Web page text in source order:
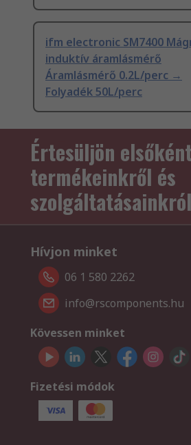
ifm electronic SM7400
induktív áramlásmérő
Áramlásmérő 0.2L/perc →
Folyadék 50L/perc
Értesüljön
termékeinkről és
Hívjon minket
06 1 580 2262
info@rscomponents.hu
Kövessen minket
Fizetési módok